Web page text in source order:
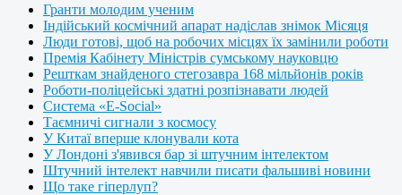
Гранти молодим ученим
Індійський космічний апарат надіслав знімок Місяця
Люди готові, щоб на робочих місцях їх замінили роботи
Премія Кабінету Міністрів сумському науковцю
Решткам знайденого стегозавра 168 мільйонів років
Роботи-поліцейські здатні розпізнавати людей
Система «E-Social»
Таємничі сигнали з космосу
У Китаї вперше клонували кота
У Лондоні з'явився бар зі штучним інтелектом
Штучний інтелект навчили писати фальшиві новини
Що таке гіперлуп?